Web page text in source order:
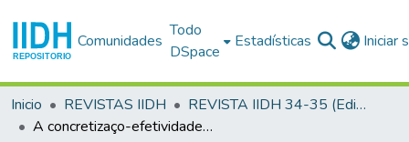
Comunidades
Todo
DSpace
Estadísticas Iniciar
Inicio REVISTAS IIDH
REVISTA IIDH 34-35 (Edición especial sobre participación política - 2001-2002)
A concretizaço-efetividade dos direitos sociais, economicos e culturais como elemento constitutivo fundamental para a cidadania no Brasil